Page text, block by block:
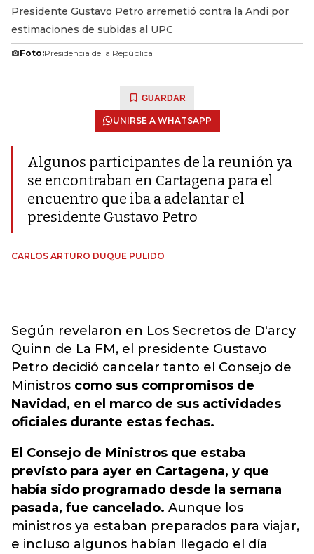
Presidente Gustavo Petro arremetió contra la Andi por
estimaciones de subidas al UPC
Foto:Presidencia de la República
GUARDAR
UNIRSE A WHATSAPP
Algunos participantes de la reunión ya
se encontraban en Cartagena para el
encuentro que iba a adelantar el
presidente Gustavo Petro
CARLOS ARTURO DUQUE PULIDO
Según revelaron en Los Secretos de D'arcy
Quinn de La FM, el presidente Gustavo
Petro decidió cancelar tanto el Consejo de
Ministros como sus compromisos de
Navidad, en el marco de sus actividades
oficiales durante estas fechas.
El Consejo de Ministros que estaba
previsto para ayer en Cartagena, y que
había sido programado desde la semana
pasada, fue cancelado. Aunque los
ministros ya estaban preparados para viajar,
e incluso algunos habían llegado el día